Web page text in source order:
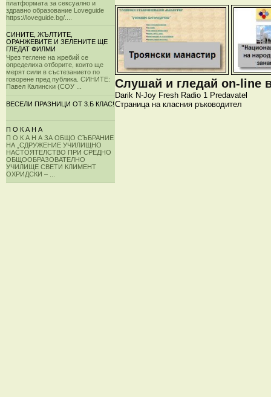
платформата за сексуално и
здравно образование Loveguide
https://loveguide.bg/....
СИНИТЕ, ЖЪЛТИТЕ,
ОРАНЖЕВИТЕ И ЗЕЛЕНИТЕ ЩЕ
ГЛЕДАТ ФИЛМИ
Чрез теглене на жребий се
определиха отборите, които ще
мерят сили в състезанието по
говорене пред публика. СИНИТЕ:
Павел Калински (СОУ ...
ВЕСЕЛИ ПРАЗНИЦИ ОТ 3.Б КЛАС!
П О К А Н А
П О К А Н А ЗА ОБЩО СЪБРАНИЕ
НА „СДРУЖЕНИЕ УЧИЛИЩНО
НАСТОЯТЕЛСТВО ПРИ СРЕДНО
ОБЩООБРАЗОВАТЕЛНО
УЧИЛИЩЕ СВЕТИ КЛИМЕНТ
ОХРИДСКИ – ...
Слушай и гледай on-line
Darik N-Joy Fresh Radio 1 Predavatel
Страница на класния ръководител